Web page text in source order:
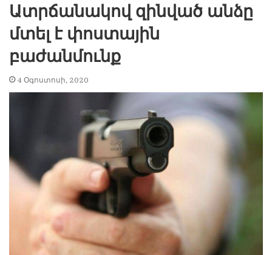
Ատրճանակով զինված անձը
մտել է փոստային
բաժանմունք
4 Օգոստոսի, 2020